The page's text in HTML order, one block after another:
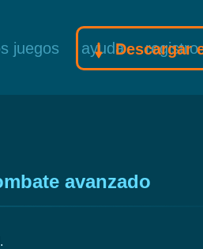
juegos ayuda registro
Descargar el
avanzado